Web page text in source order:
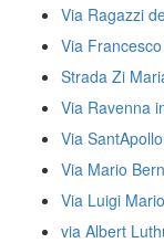
Via Ragazzi
Via
Strada Zi
Via Ravenna
Via
Via Mario
Via Luigi
via Albert